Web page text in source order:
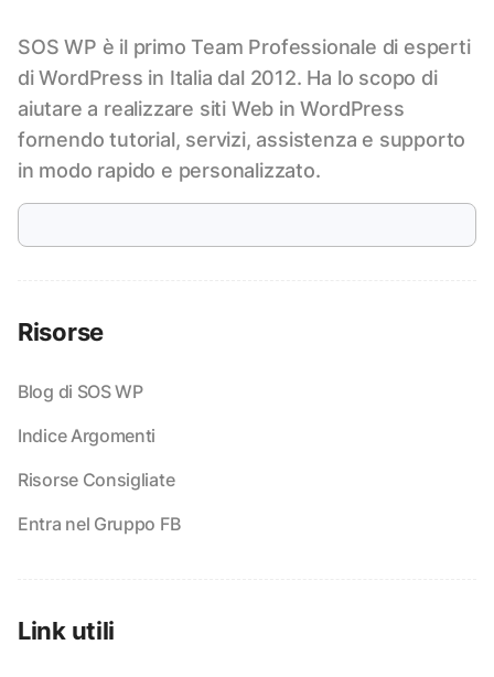
SOS WP è il primo Team Professionale di esperti
di WordPress in Italia dal 2012. Ha lo scopo di
aiutare a realizzare siti Web in WordPress
fornendo tutorial, servizi, assistenza e supporto
in modo rapido e personalizzato.
Risorse
Blog di SOS WP
Indice Argomenti
Risorse Consigliate
Entra nel Gruppo FB
Link utili